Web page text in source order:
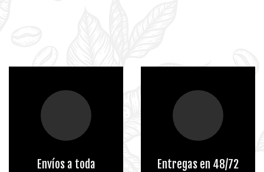
Envíos a toda
Entregas en 48/72